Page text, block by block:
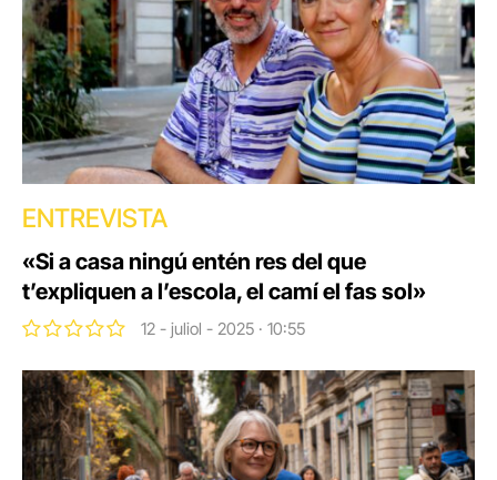
ENTREVISTA
«Si a casa ningú entén res del que
t’expliquen a l’escola, el camí el fas sol»
12 - juliol - 2025 · 10:55